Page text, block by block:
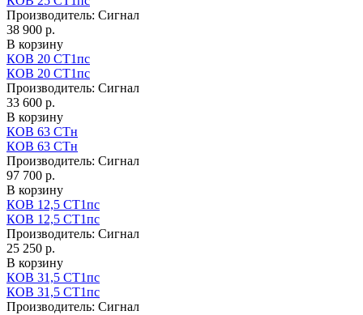
Производитель: Сигнал
38 900 р.
В корзину
КОВ 20 СТ1пс
КОВ 20 СТ1пс
Производитель: Сигнал
33 600 р.
В корзину
КОВ 63 СТн
КОВ 63 СТн
Производитель: Сигнал
97 700 р.
В корзину
КОВ 12,5 СТ1пс
КОВ 12,5 СТ1пс
Производитель: Сигнал
25 250 р.
В корзину
КОВ 31,5 СТ1пс
КОВ 31,5 СТ1пс
Производитель: Сигнал